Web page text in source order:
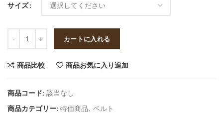
サイズ
カートに入れる
商品比較 商品お気に入り追加
商品コード: 該当なし
商品カテゴリー: 特価商品, ベルト